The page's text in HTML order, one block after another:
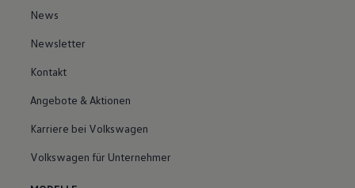
News
Newsletter
Kontakt
Angebote & Aktionen
Karriere bei Volkswagen
Volkswagen für Unternehmer